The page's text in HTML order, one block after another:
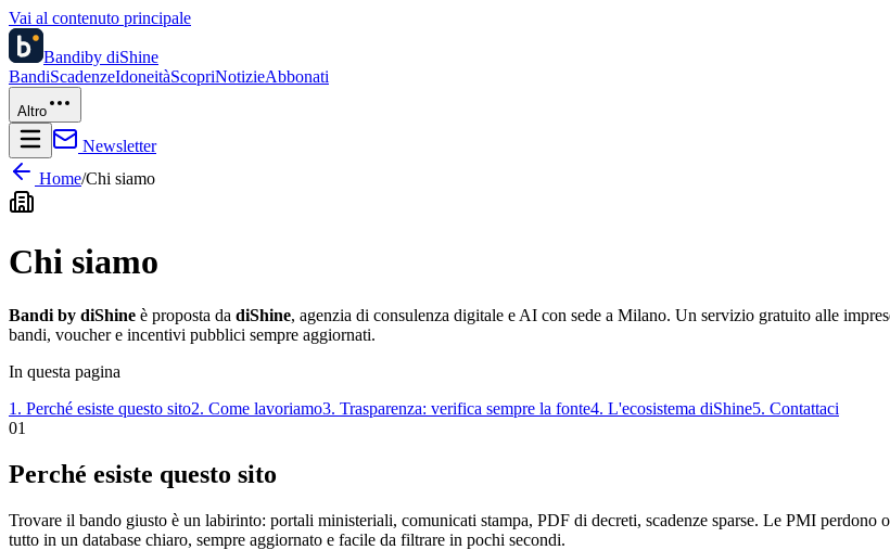
Vai al contenuto principale
Bandiby diShine
BandiScadenzeIdoneitàScopriNotizieAbbonati
Altro
Newsletter
Home/Chi siamo
Chi siamo
Bandi by diShine è proposta da diShine, agenzia di consulenza digitale e AI con sede a Milano. Un servizio gratuito alle
bandi, voucher e incentivi pubblici sempre aggiornati.
In questa pagina
1 . Perché esiste questo sito2. Come lavoriamo3. Trasparenza: verifica sempre la fonte4. L'ecosistema diShine5. Contattaci
01
Perché esiste questo sito
Trovare il bando giusto è un labirinto: portali ministeriali, comunicati stampa, PDF di decreti, scadenze sparse. Le PMI perdono
tutto in un database chiaro, sempre aggiornato e facile da filtrare in pochi secondi.